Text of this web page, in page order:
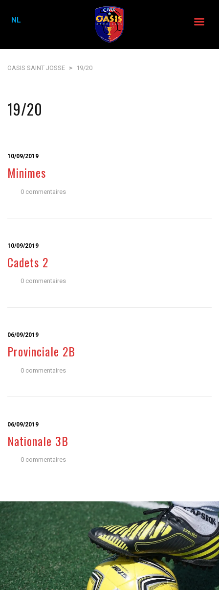
OASIS SAINT JOSSE > 19/20
19/20
10/09/2019
Minimes
0 commentaires
10/09/2019
Cadets 2
0 commentaires
06/09/2019
Provinciale 2B
0 commentaires
06/09/2019
Nationale 3B
0 commentaires
NL